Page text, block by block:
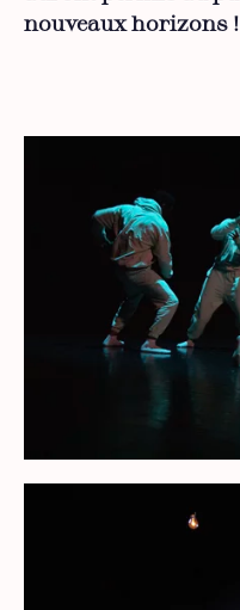
nouveaux horizons !